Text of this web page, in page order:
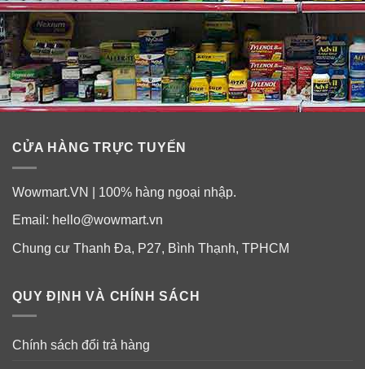
Hình ảnh chỉ mang tính chất minh họa. Mẫu mã/ Bao bì/
CỬA HÀNG TRỰC TUYẾN
Wowmart.VN | 100% hàng ngoại nhập.
Email: hello@wowmart.vn
Chung cư Thanh Đa, P27, Bình Thạnh, TPHCM
QUY ĐỊNH VÀ CHÍNH SÁCH
Chính sách đổi trả hàng